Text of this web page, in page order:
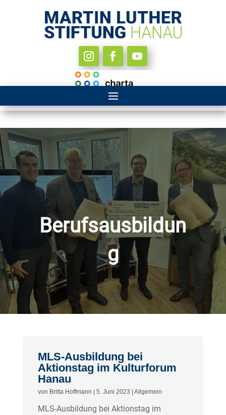
Berufsausbildun
g
MLS-Ausbildung bei
Aktionstag im Kulturforum
Hanau
von Britta Hoffmann 5. Juni 2023 Allgemein
MLS-Ausbildung bei Aktionstag im